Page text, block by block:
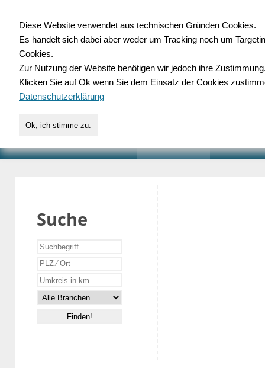
für Handwerk,
Suche
Diese Website verwendet aus technischen Gründen Cookies.
Es handelt sich dabei aber weder um Tracking noch um
Cookies.
Zur Nutzung der Website benötigen wir jedoch ihre
Klicken Sie auf Ok wenn Sie dem Einsatz der Cookies
Datenschutzerklärung
Ok, ich stimme zu.